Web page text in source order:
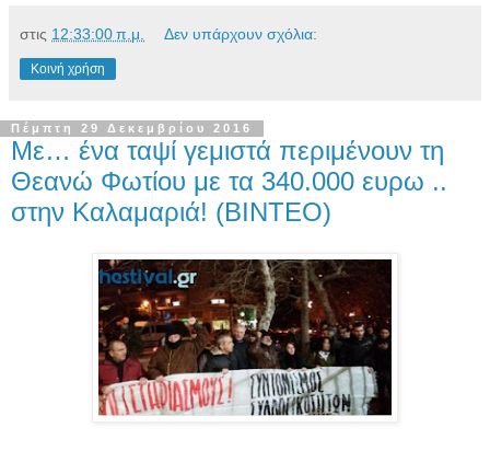
στις 12:33:00 π.μ. Δεν υπάρχουν σχόλια:
Κοινή χρήση
Πέμπτη 29 Δεκεμβρίου 2016
Mε… ένα ταψί γεμιστά περιμένουν τη
Θεανώ Φωτίου με τα 340.000 ευρω ..
στην Καλαμαριά! (ΒΙΝΤΕΟ)